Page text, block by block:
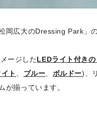
岡広大のDressing Park」
ージしたLEDライト付き
ト ブルー ボルドー)、
が揃っています。